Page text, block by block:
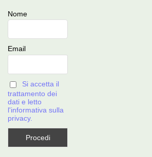
Nome
Email
Si accetta il
trattamento dei
dati e letto
l'informativa sulla
privacy.